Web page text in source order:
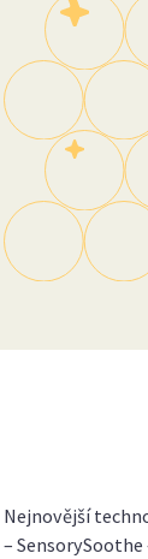
Nejnovější
–